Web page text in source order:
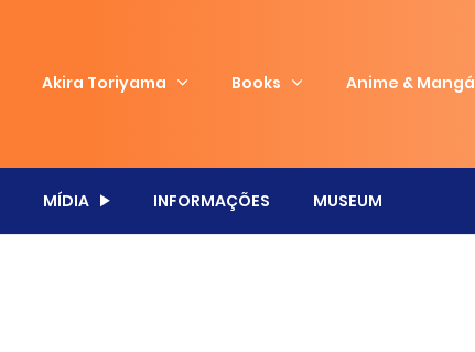
Akira Toriyama Books Anime & Mangá
MÍDIA INFORMAÇÕES MUSEUM